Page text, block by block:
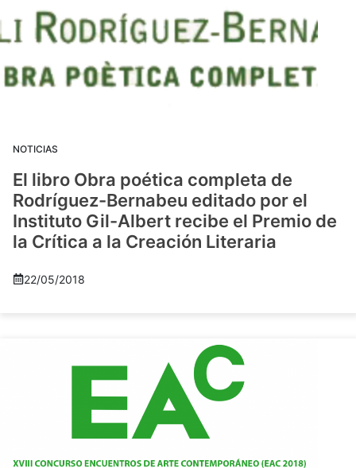
NOTICIAS
El libro Obra poética completa de
Rodríguez-Bernabeu editado por el
Instituto Gil-Albert recibe el Premio de
la Crítica a la Creación Literaria
22/05/2018